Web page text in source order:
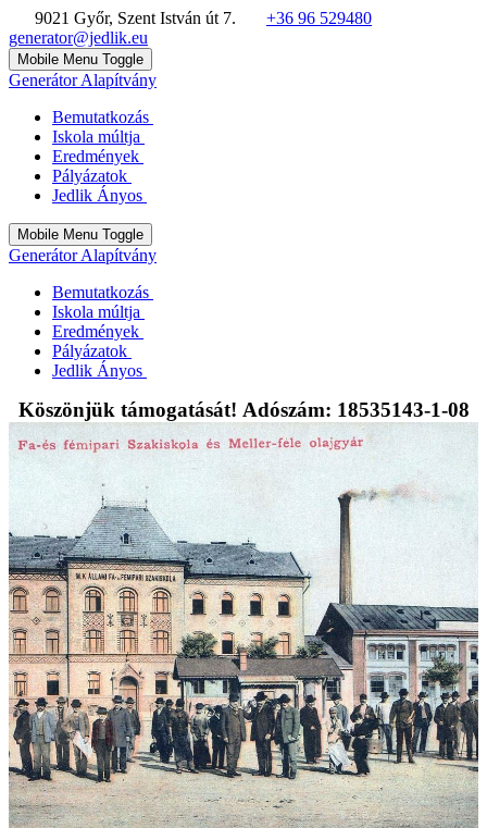
9021 Győr, Szent István út 7.
+36 96 529480
generator@jedlik.eu
Mobile Menu Toggle
Generátor Alapítvány
Bemutatkozás
Iskola múltja
Eredmények
Pályázatok
Jedlik Ányos
Mobile Menu Toggle
Generátor Alapítvány
Bemutatkozás
Iskola múltja
Eredmények
Pályázatok
Jedlik Ányos
Köszönjük támogatását! Adószám: 18535143-1-08